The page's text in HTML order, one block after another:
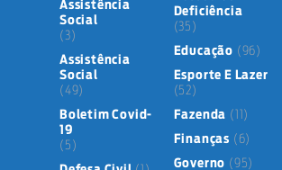
Assistência
Social
(3)
Assistência
Social
(49)
Boletim Covid-
19
(5)
Deficiência
(35)
Educação (96)
Esporte E Lazer
(52)
Fazenda (11)
Finanças (6)
Governo (95)